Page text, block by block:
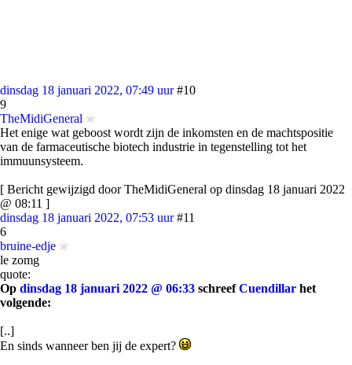
dinsdag 18 januari 2022, 07:49 uur #10
9
TheMidiGeneral
Het enige wat geboost wordt zijn de inkomsten en de machtspositie
van de farmaceutische biotech industrie in tegenstelling tot het
immuunsysteem.
[ Bericht gewijzigd door TheMidiGeneral op dinsdag 18 januari 2022
@ 08:11 ]
dinsdag 18 januari 2022, 07:53 uur #11
6
bruine-edje
le zomg
quote:
Op dinsdag 18 januari 2022 @ 06:33 schreefCuendillar het
volgende:
[..]
En sinds wanneer ben jij de expert?